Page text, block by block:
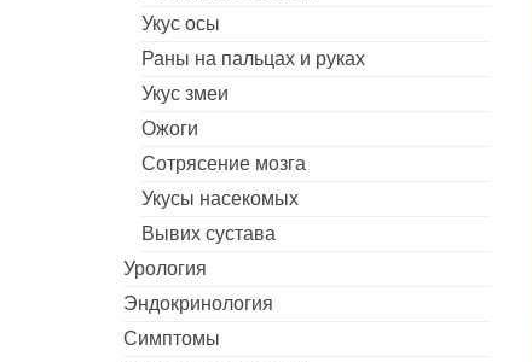
Укус осы
Раны на пальцах и руках
Укус змеи
Ожоги
Сотрясение мозга
Укусы насекомых
Вывих сустава
Урология
Эндокринология
Симптомы